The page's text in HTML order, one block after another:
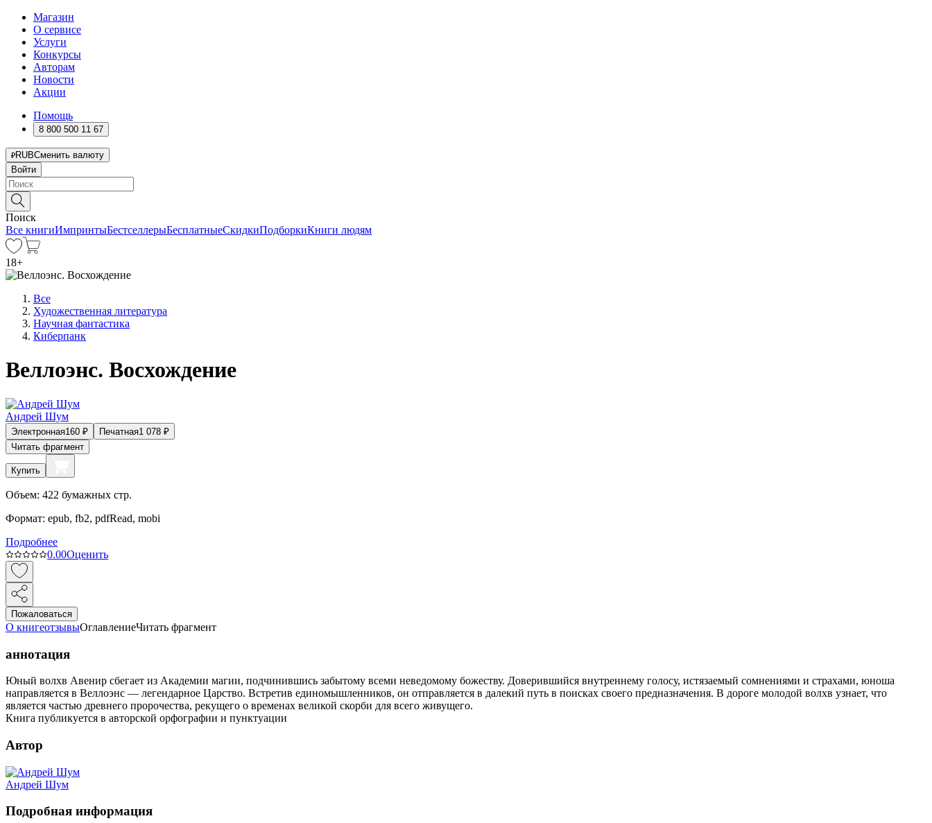
Магазин
О сервисе
Услуги
Конкурсы
Авторам
Новости
Акции
Помощь
8 800 500 11 67
RUBСменить валюту
Войти
Поиск
Все книгиИмпринтыБестселлерыБесплатныеСкидкиПодборкиКниги людям
18+
Все
Художественная литература
Научная фантастика
Киберпанк
Веллоэнс. Восхождение
Андрей Шум
Электронная160 ₽ Печатная1 078 ₽
Читать фрагмент
Купить
Объем: 422 бумажных стр.
Формат: epub, fb2, pdfRead, mobi
Подробнее
0.00Оценить
Пожаловаться
О книгеотзывыОглавлениеЧитать фрагмент
аннотация
Юный волхв Авенир сбегает из Академии магии, подчинившись забытому всеми неведомому божеству. Доверившийся внутреннему голосу, истязаемый сомнениями и страхами, юноша
направляется в Веллоэнс — легендарное Царство. Встретив единомышленников, он отправляется в далекий путь в поисках своего предназначения. В дороге молодой волхв узнает, что
является частью древнего пророчества, рекущего о временах великой скорби для всего живущего.
Книга публикуется в авторской орфографии и пунктуации
Автор
Андрей Шум
Подробная информация